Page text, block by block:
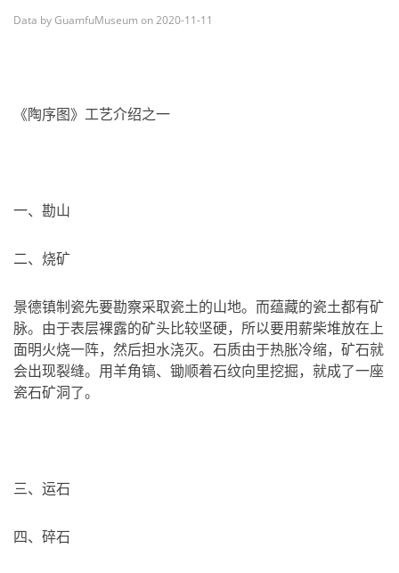
Data by GuamfuMuseum on 2020-11-11
《陶序图》工艺介绍之一
一、勘山
二、烧矿
景德镇制瓷先要勘察采取瓷土的山地。而蕴藏的瓷土都有矿
脉。由于表层裸露的矿头比较坚硬，所以要用薪柴堆放在上
面明火烧一阵，然后担水浇灭。石质由于热胀冷缩，矿石就
会出现裂缝。用羊角镐、锄顺着石纹向里挖掘，就成了一座
瓷石矿洞了。
三、运石
四、碎石